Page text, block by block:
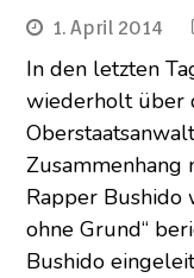
1. April 2014
In den letzten
wiederholt über
Rapper Bushido
ohne Grund“
Bushido